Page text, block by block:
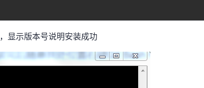
显示版本号说明安装成功